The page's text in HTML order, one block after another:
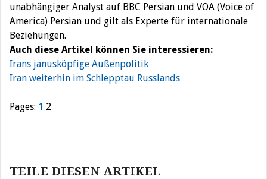
unabhängiger Analyst auf BBC Persian und VOA (Voice of
America) Persian und gilt als Experte für internationale
Beziehungen.
Auch diese Artikel können Sie interessieren:
Irans janusköpfige Außenpolitik
Iran weiterhin im Schlepptau Russlands
Pages: 1 2
TEILE DIESEN ARTIKEL